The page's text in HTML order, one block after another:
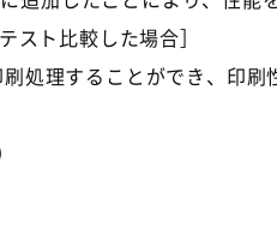
スト比較した場合］
理することができ、印刷